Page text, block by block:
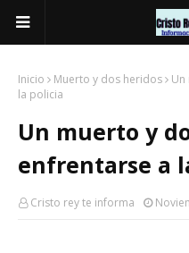
Inicio Muerto y dos heridos
la policia
Un muerto y
enfrentarse a
Cristo rey te informa